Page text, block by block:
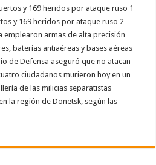
y 169 heridos por ataque ruso 2
emplearon armas de alta precisión
baterías antiaéreas y bases aéreas
de Defensa aseguró que no atacan
ciudadanos murieron hoy en un
de las milicias separatistas
la región de Donetsk, según las